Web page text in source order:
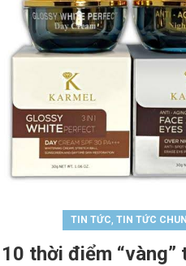
TIN TỨC, TIN TỨC
10 thời điểm “vàng”